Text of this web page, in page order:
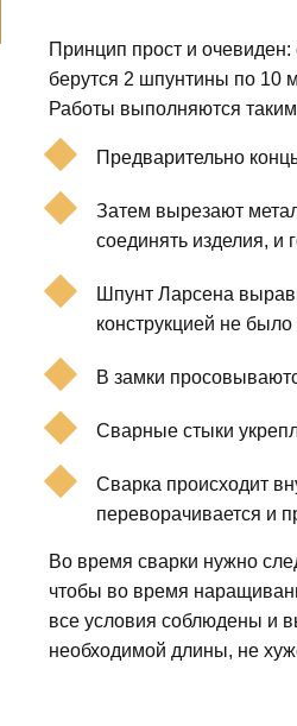
Принцип прост и
берутся 2 шпунтины по 10
Работы выполняются
Предварительно
Затем вырезают
соединять изделия, и
Шпунт Ларсена
конструкцией не
В замки
Сварные стыки
Сварка происходит
переворачивается и
Во время сварки нужно
чтобы во время
все условия соблюдены и
необходимой длины, не